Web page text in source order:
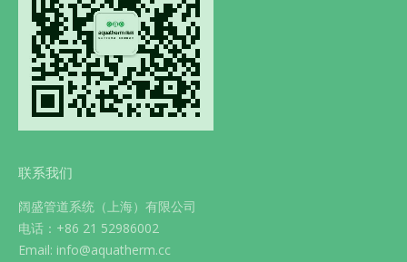
联系我们
阔盛管道系统（上海）有限公司
电话：+86 21 52986002
Email: info@aquatherm.cc